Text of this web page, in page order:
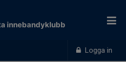
Logga in
innebandyklubb